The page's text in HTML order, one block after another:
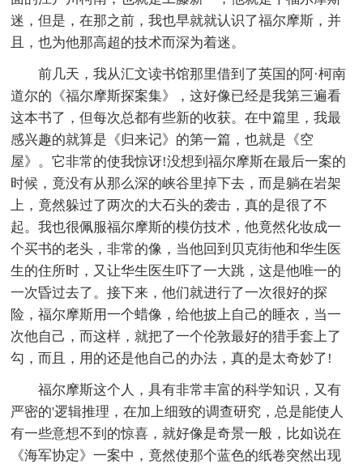
迷，但是，在那之前，我也早就就认识了福尔摩斯，并
且，也为他那高超的技术而深为着迷。
前几天，我从汇文读书馆那里借到了英国的阿·柯南
道尔的《福尔摩斯探案集》，这好像已经是我第三遍看
这本书了，但每次总都有些新的收获。在中篇里，我最
感兴趣的就算是《归来记》的第一篇，也就是《空
屋》。它非常的使我惊讶!没想到福尔摩斯在最后一案的
时候，竟没有从那么深的峡谷里掉下去，而是躺在岩架
上，竟然躲过了两次的大石头的袭击，真的是很了不
起。我也很佩服福尔摩斯的模仿技术，他竟然化妆成一
个买书的老头，非常的像，当他回到贝克街他和华生医
生的住所时，又让华生医生吓了一大跳，这是他唯一的
一次昏过去了。接下来，他们就进行了一次很好的探
险，福尔摩斯用一个蜡像，给他披上自己的睡衣，当一
次他自己，而这样，就把了一个伦敦最好的猎手套上了
勾，而且，用的还是他自己的办法，真的是太奇妙了!
福尔摩斯这个人，具有非常丰富的科学知识，又有
严密的'逻辑推理，在加上细致的调查研究，总是能使人
有一些意想不到的惊喜，就好像是奇景一般，比如说在
《海军协定》一案中，竟然使那个蓝色的纸卷突然出现